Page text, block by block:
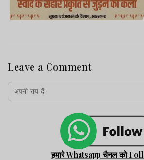
Leave a Comment
हमारे Whatsapp चैनल को